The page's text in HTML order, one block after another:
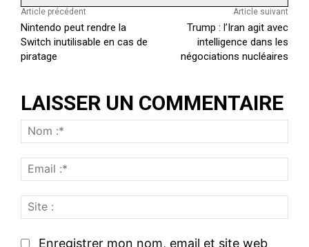
Article précédent
Nintendo peut rendre la
Switch inutilisable en cas de
piratage
Article suivant
Trump : l’Iran agit avec
intelligence dans les
négociations nucléaires
LAISSER UN COMMENTAIRE
o
:m
ii
Enregistrer mon nom, email et site web